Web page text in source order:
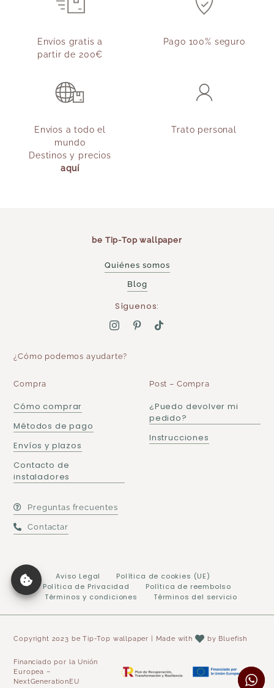
Envíos gratis a
partir de 200€
Pago 100% seguro
Envíos a todo el
mundo
Destinos y precios
aquí
Trato personal
be Tip-Top wallpaper
Quiénes somos
Blog
Síguenos:
¿Cómo podemos ayudarte?
Compra
Cómo comprar
Métodos de pago
Envíos y plazos
Contacto de
instaladores
Post – Compra
¿Puedo devolver mi
pedido?
Instrucciones
Preguntas frecuentes
Contactar
Aviso Legal
Política de cookies (UE)
Política de Privacidad
Política de reembolso
Términos y condiciones
Términos del servicio
Copyright 2023 be Tip-Top wallpaper | Made with by Bluefish
Financiado por la Unión
Europea –
NextGenerationEU